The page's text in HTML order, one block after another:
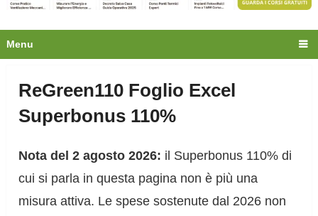
Menu
ReGreen110 Foglio Excel
Superbonus 110%
Nota del 2 agosto 2026: il Superbonus 110% di
cui si parla in questa pagina non è più una
misura attiva. Le spese sostenute dal 2026 non
Oltre 30.000 tecnici
fanno già parte della